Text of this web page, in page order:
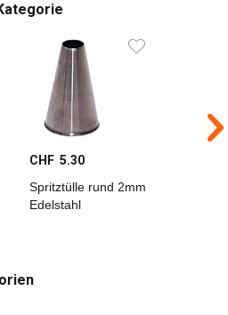
CHF 5.30
Spritztülle rund 2mm
Edelstahl